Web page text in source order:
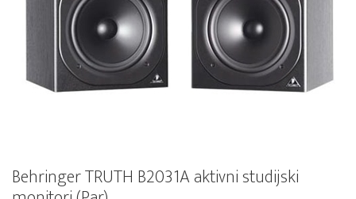
Behringer TRUTH B2031A aktivni studijski